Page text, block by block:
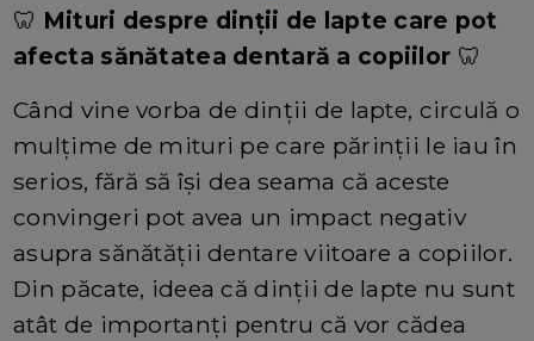
🦷 Mituri despre dinții de lapte care pot
afecta sănătatea dentară a copiilor 🦷
Când vine vorba de dinții de lapte, circulă o
mulțime de mituri pe care părinții le iau în
serios, fără să își dea seama că aceste
convingeri pot avea un impact negativ
asupra sănătății dentare viitoare a copiilor.
Din păcate, ideea că dinții de lapte nu sunt
atât de importanți pentru că vor cădea